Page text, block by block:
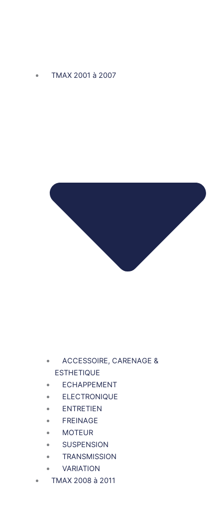
TMAX 2001 à 2007
ACCESSOIRE, CARENAGE &
ESTHETIQUE
ECHAPPEMENT
ELECTRONIQUE
ENTRETIEN
FREINAGE
MOTEUR
SUSPENSION
TRANSMISSION
VARIATION
TMAX 2008 à 2011